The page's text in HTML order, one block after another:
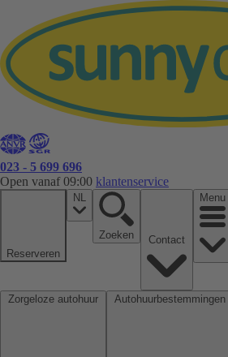
023 - 5 699 696
Open vanaf 09:00 klantenservice
Reserveren
NL
Zoeken
Menu